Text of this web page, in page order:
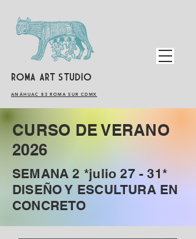
ROMA ART STUDIO
​ANÁHUAC 83 ROMA SUR CDMX
CURSO DE VERANO
2026
SEMANA 2 *julio 27 - 31*
DISEÑO Y ESCULTURA EN
CONCRETO